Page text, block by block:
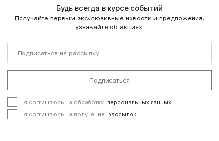
Будь всегда в курсе событий
Получайте первым эксклюзивные новости и предложения,
узнавайте об акциях.
Подписаться
я соглашаюсь на обработку персональных данных
я соглашаюсь на получение
рассылок